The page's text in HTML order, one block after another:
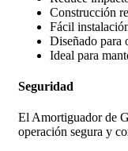
Construcción
Fácil
Diseñado para
Ideal para
Seguridad
El Amortiguador de
operación segura y